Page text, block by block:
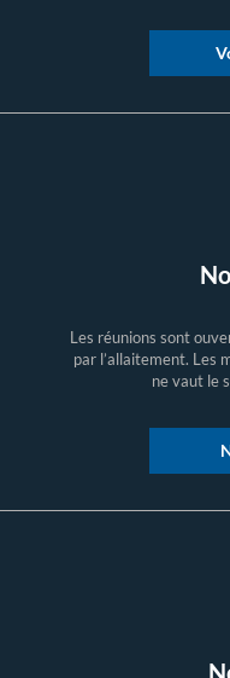
Les réunions sont
par l’allaitement. Les
ne vaut le